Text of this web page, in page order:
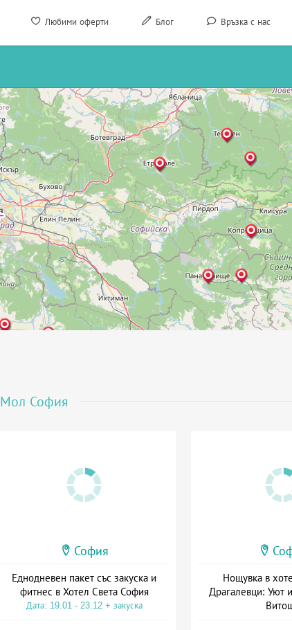
Любими оферти Блог Връзка с нас
Мол София
София
Еднодневен пакет със закуска и
фитнес в Хотел Света София
Дата: 19.01 - 23.12 + закуска
Нощувка в
Драгалевци: Уют